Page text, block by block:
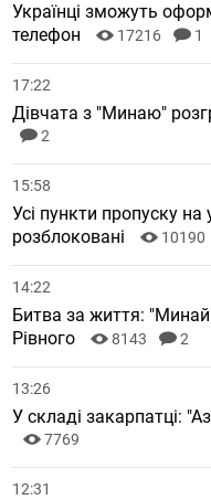
Українці зможуть
телефон
17216 1
17:22
Дівчата з "Минаю"
2
15:58
Усі пункти пропуску
розблоковані
10190
14:22
Битва за життя:
Рівного
8143 2
13:26
У складі закарпатці:
7769
12:31